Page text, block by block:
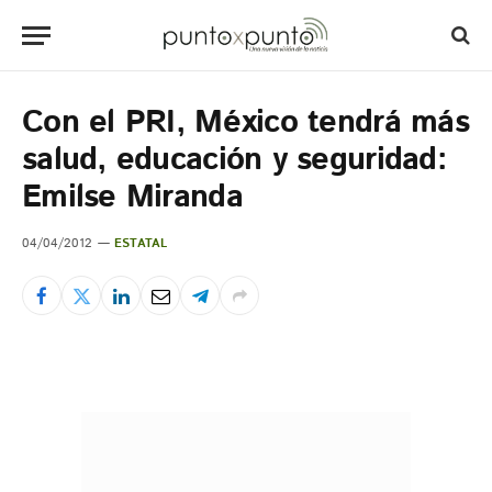
Con el PRI, México tendrá más
salud, educación y seguridad:
Emilse Miranda
04/04/2012 ESTATAL